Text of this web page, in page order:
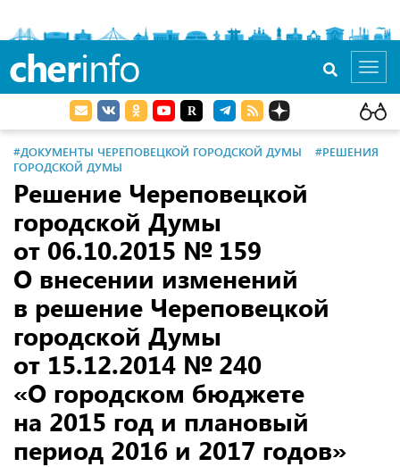
cherinfo
#ДОКУМЕНТЫ ЧЕРЕПОВЕЦКОЙ ГОРОДСКОЙ ДУМЫ
#РЕШЕНИЯ
ГОРОДСКОЙ ДУМЫ
Решение Череповецкой
городской Думы
от 06.10.2015 № 159
О внесении изменений
в решение Череповецкой
городской Думы
от 15.12.2014 № 240
«О городском бюджете
на 2015 год и плановый
период 2016 и 2017 годов»